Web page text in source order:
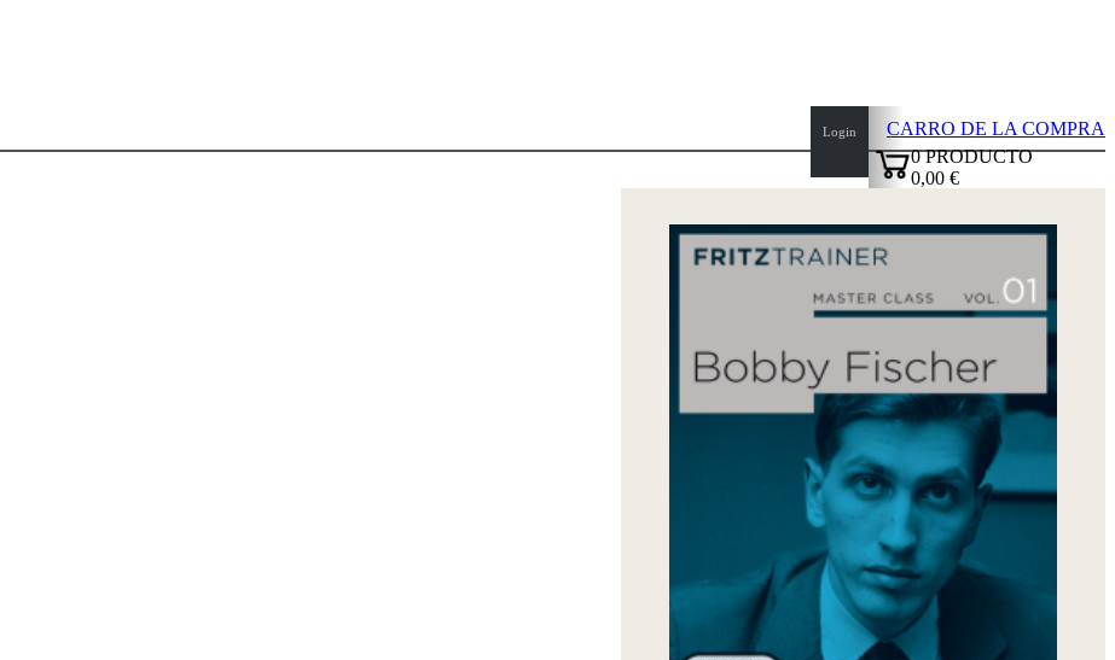
Login
CARRO DE LA COMPRA
0PRODUCTO
0,00 €
top
page
Inicio
Autores
Aperturas
Credenciales
TDC
Política
de
sobre
nosotros
FAQ
licencias
Accessibility
Cookies
Management
Compliance
Hotline